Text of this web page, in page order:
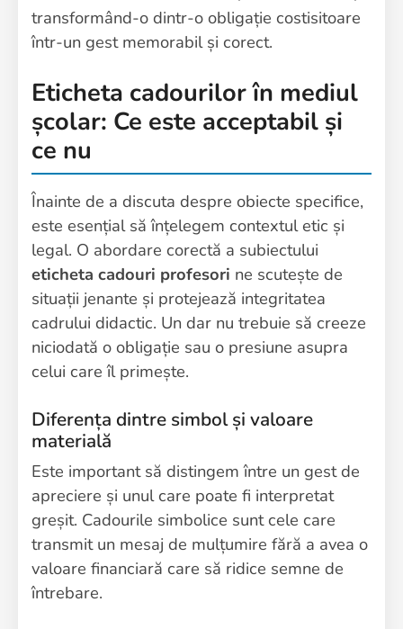
transformând-o dintr-o obligație costisitoare
într-un gest memorabil și corect.
Eticheta cadourilor în mediul
școlar: Ce este acceptabil și
ce nu
Înainte de a discuta despre obiecte specifice,
este esențial să înțelegem contextul etic și
legal. O abordare corectă a subiectului
eticheta cadouri profesori ne scutește de
situații jenante și protejează integritatea
cadrului didactic. Un dar nu trebuie să creeze
niciodată o obligație sau o presiune asupra
celui care îl primește.
Diferența dintre simbol și valoare
materială
Este important să distingem între un gest de
apreciere și unul care poate fi interpretat
greșit. Cadourile simbolice sunt cele care
transmit un mesaj de mulțumire fără a avea o
valoare financiară care să ridice semne de
întrebare.